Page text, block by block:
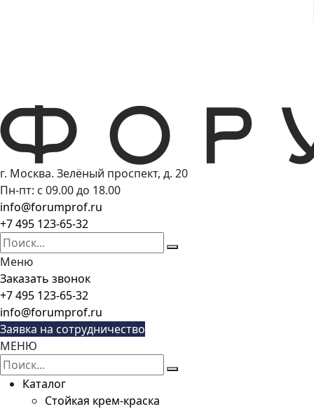
г. Москва. Зелёный проспект, д. 20
Пн-пт: с 09.00 до 18.00
info@forumprof.ru
+7 495 123-65-32
Меню
Заказать звонок
+7 495 123-65-32
info@forumprof.ru
Заявка на сотрудничество
МЕНЮ
Каталог
Стойкая крем-краска